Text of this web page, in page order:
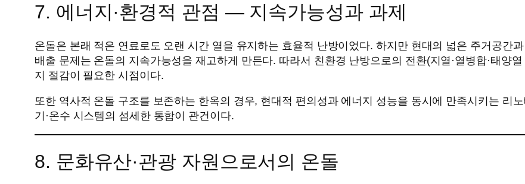
7. 에너지·환경적 관점 — 지속가능성과 과제
온돌은 본래 적은 연료로도 오랜 시간 열을 유지하는 효율적 난방이었다. 하지만 현대의 넓은 주거공간
배출 문제는 온돌의 지속가능성을 재고하게 만든다. 따라서 친환경 난방으로의 전환(지열·열병합·태양
지 절감이 필요한 시점이다.
또한 역사적 온돌 구조를 보존하는 한옥의 경우, 현대적 편의성과 에너지 성능을 동시에 만족시키는 리
기·온수 시스템의 섬세한 통합이 관건이다.
8. 문화유산·관광 자원으로서의 온돌